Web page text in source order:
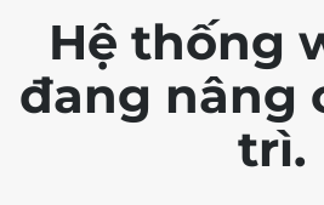
Hệ thống
đang nâng
trì.